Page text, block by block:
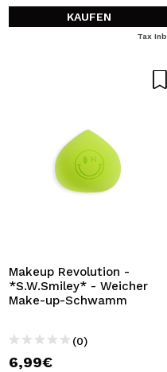
KAUFEN
Tax Inb.
Makeup Revolution -
*S.W.Smiley* - Weicher
Make-up-Schwamm
(0)
6,99€